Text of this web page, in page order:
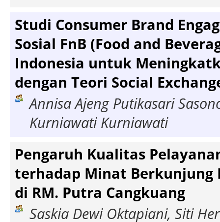
Studi Consumer Brand
Sosial FnB (Food and
Indonesia untuk
dengan Teori Social
Annisa Ajeng Putikasari
Kurniawati Kurniawati
Pengaruh Kualitas
terhadap Minat Berkunjung
di RM. Putra Cangkuang
Saskia Dewi Oktapiani, Siti